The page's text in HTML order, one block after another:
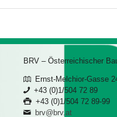
BRV – Österreichischer
Ernst-Melchior-Gasse
+43 (0)1/504 72 89
+43 (0)1/504 72 89-99
brv@brv.at